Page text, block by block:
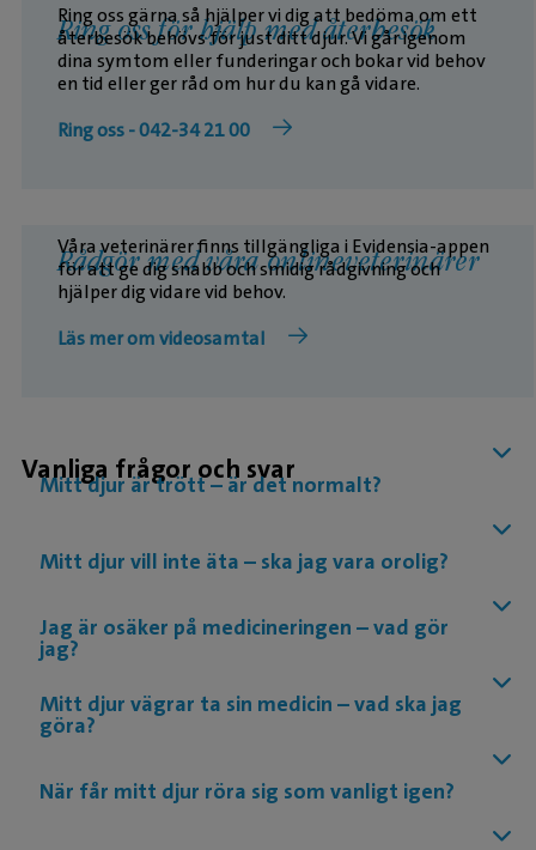
Ring oss för hjälp med återbesök
Ring oss gärna så hjälper vi dig att bedöma om ett
återbesök behövs för just ditt djur. Vi går igenom
dina symtom eller funderingar och bokar vid behov
en tid eller ger råd om hur du kan gå vidare.
Ring oss - 042-34 21 00
Rådgör med våra onlineveterinärer
Våra veterinärer finns tillgängliga i Evidensia-appen
för att ge dig snabb och smidig rådgivning och
hjälper dig vidare vid behov.
Läs mer om videosamtal
Vanliga frågor och svar
Mitt djur är trött – är det normalt?
Mitt djur vill inte äta – ska jag vara orolig?
Jag är osäker på medicineringen – vad gör
jag?
Mitt djur vägrar ta sin medicin – vad ska jag
göra?
När får mitt djur röra sig som vanligt igen?